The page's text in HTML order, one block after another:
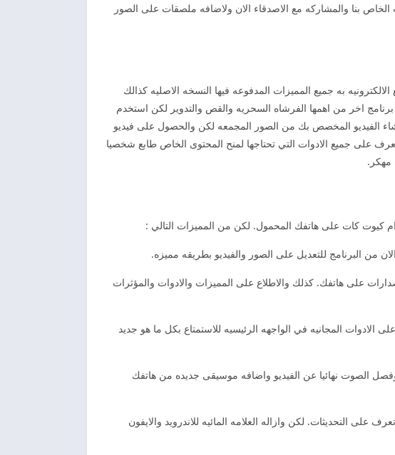
بنا والمشاركه مع الاصدقاء الان ولاضافه ملصقات على الصور
به جميع المميزات المدفوعه فيها النسخه الاصليه كذالك
اخر من اهمها الفرشاه السحريه والقص والتدوير لكن استخدم
الفيديو المخصص بك من الصور المجمعه لكن والحصول على فيديو
على جميع الادوات التي تحتاجها لمنح المحتوى الخاص طابع شخصيا
مهكر.
كيوت كات على هاتفك المحمول. لكن من المميزات التالي :
على هاتفك. كذلك والاطلاع على المميزات والادوات والمؤثرات
الادوات المجانيه في الواجهه الرئيسيه للاستمتاع بكل ما هو جديد
الصوت نهائيا عن الفيديو واضافه موسيقى جديده من هاتفك
التحديثات. لكن وازاله العلامه المائيه للاندرويد والايفون